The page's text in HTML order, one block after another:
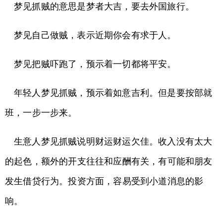
梦见抓贼的意思是梦者大吉，要去外国旅行。
梦见自己做贼，表示近期你会有求于人。
梦见把贼吓跑了，预示着一切都将平安。
年轻人梦见抓贼，预示着如意吉利。但是要按部就
班，一步一步来。
生意人梦见抓贼说明财运财运欠佳。收入没有太大
的起色，额外的开支往往和应酬有关，有可能和朋友
发生借贷行为。投资方面，容易受到小道消息的影
响。